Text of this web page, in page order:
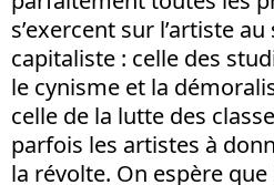
s’exercent sur l’artiste
capitaliste : celle des
le cynisme et la
celle de la lutte des
parfois les artistes à
la révolte. On espère